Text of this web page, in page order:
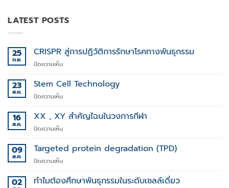
LATEST POSTS
25
ก.ย.
CRISPR สู่การปฏิวัติการรักษาโรคทางพันธุกรรม
ปิดความเห็นบน
สู่
ปฏิวัติ
รักษา
ทาง
23
ส.ค.
Stem Cell Technology
ปิดความเห็นบน
Cell
Technology
16
ส.ค.
XX , XY สำคัญไฉนในวงการกีฬา
ปิดความเห็นบน
,
สำคัญ
ใน
09
ส.ค.
Targeted protein degradation (TPD)
ปิดความเห็นบน
protein
02 ทำไมต้องศึกษาพันธุกรรมในระดับเซลล์เดี่ยว